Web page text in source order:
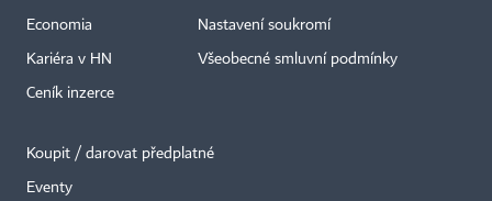
Economia
Kariéra v HN
Ceník inzerce
Nastavení soukromí
Všeobecné smluvní podmínky
Koupit / darovat předplatné
Eventy